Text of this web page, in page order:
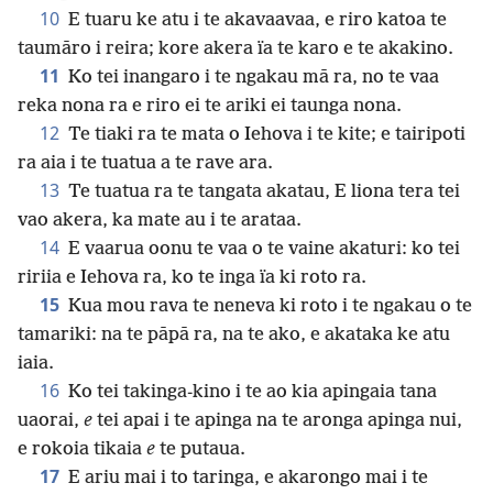
10 E tuaru ke atu i te akavaavaa, e riro katoa te
taumāro i reira; kore akera ïa te karo e te akakino.
11 Ko tei inangaro i te ngakau mā ra, no te vaa
reka nona ra e riro ei te ariki ei taunga nona.
12 Te tiaki ra te mata o Iehova i te kite; e tairipoti
ra aia i te tuatua a te rave ara.
13 Te tuatua ra te tangata akatau, E liona tera tei
vao akera, ka mate au i te arataa.
14 E vaarua oonu te vaa o te vaine akaturi: ko tei
ririia e Iehova ra, ko te inga ïa ki roto ra.
15 Kua mou rava te neneva ki roto i te ngakau o te
tamariki: na te pāpā ra, na te ako, e akataka ke atu
iaia.
16 Ko tei takinga-kino i te ao kia apingaia tana
uaorai, e tei apai i te apinga na te aronga apinga nui,
e rokoia tikaia e te putaua.
17 E ariu mai i to taringa, e akarongo mai i te